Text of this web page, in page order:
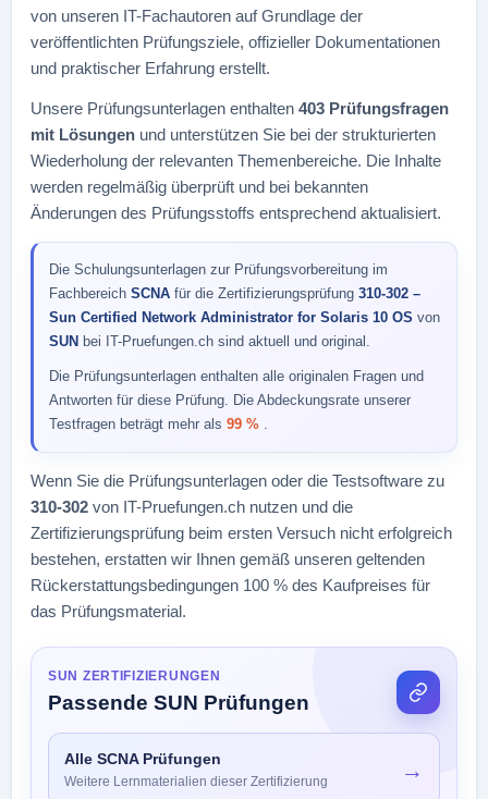
von unseren IT-Fachautoren auf Grundlage der
veröffentlichten Prüfungsziele, offizieller Dokumentationen
und praktischer Erfahrung erstellt.
Unsere Prüfungsunterlagen enthalten 403 Prüfungsfragen
mit Lösungen und unterstützen Sie bei der strukturierten
Wiederholung der relevanten Themenbereiche. Die Inhalte
werden regelmäßig überprüft und bei bekannten
Änderungen des Prüfungsstoffs entsprechend aktualisiert.
Die Schulungsunterlagen zur Prüfungsvorbereitung im
Fachbereich SCNA für die Zertifizierungsprüfung 310-302 –
Sun Certified Network Administrator for Solaris 10 OS von
SUN bei IT-Pruefungen.ch sind aktuell und original.
Die Prüfungsunterlagen enthalten alle originalen Fragen und
Antworten für diese Prüfung. Die Abdeckungsrate unserer
Testfragen beträgt mehr als 99 % .
Wenn Sie die Prüfungsunterlagen oder die Testsoftware zu
310-302 von IT-Pruefungen.ch nutzen und die
Zertifizierungsprüfung beim ersten Versuch nicht erfolgreich
bestehen, erstatten wir Ihnen gemäß unseren geltenden
Rückerstattungsbedingungen 100 % des Kaufpreises für
das Prüfungsmaterial.
SUN ZERTIFIZIERUNGEN
Passende SUN Prüfungen
Alle SCNA Prüfungen
Weitere Lernmaterialien dieser Zertifizierung →